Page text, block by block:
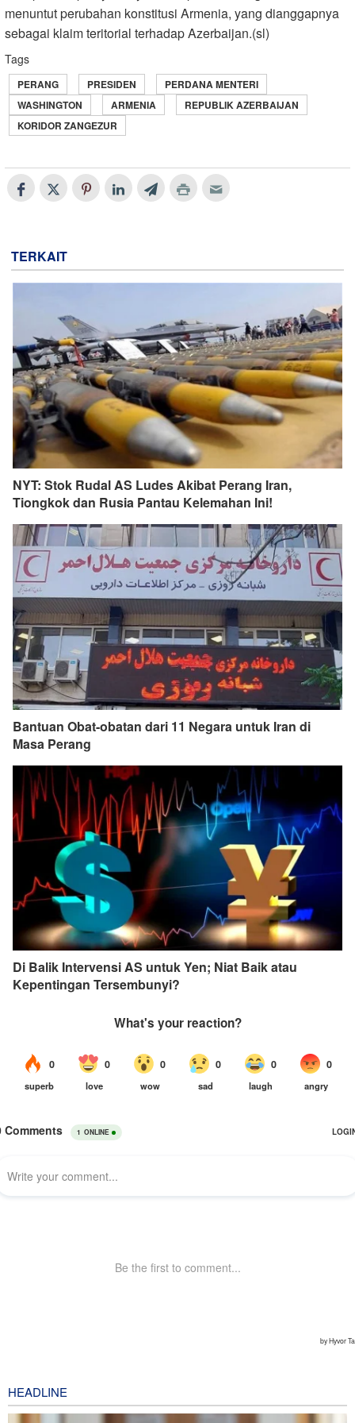
menuntut perubahan konstitusi Armenia, yang dianggapnya
sebagai klaim teritorial terhadap Azerbaijan.(sl)
Tags
PERANG PRESIDEN
PERDANA MENTERI
WASHINGTON
ARMENIA
REPUBLIK AZERBAIJAN
KORIDOR ZANGEZUR
TERKAIT
NYT: Stok Rudal AS Ludes Akibat Perang Iran,
Tiongkok dan Rusia Pantau Kelemahan Ini!
Bantuan Obat-obatan dari 11 Negara untuk Iran di
Masa Perang
Di Balik Intervensi AS untuk Yen; Niat Baik atau
Kepentingan Tersembunyi?
HEADLINE